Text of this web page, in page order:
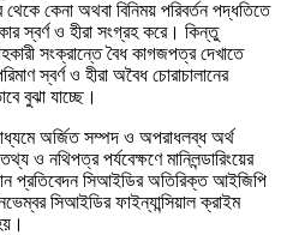
কেনা অথবা বিনিময় পরিবর্তন পদ্ধতিতে
স্বর্ণ ও হীরা সংগ্রহ করে। কিন্তু
সংক্রান্তে বৈধ কাগজপত্র দেখাতে
স্বর্ণ ও হীরা অবৈধ চোরাচালানের
বুঝা যাচ্ছে।
অর্জিত সম্পদ ও অপরাধলব্ধ অর্থ
ও নথিপত্র পর্যবেক্ষণে মানিলন্ডারিংয়ের
প্রতিবেদন সিআইডির অতিরিক্ত আইজিপি
সিআইডির ফাইন্যান্সিয়াল ক্রাইম